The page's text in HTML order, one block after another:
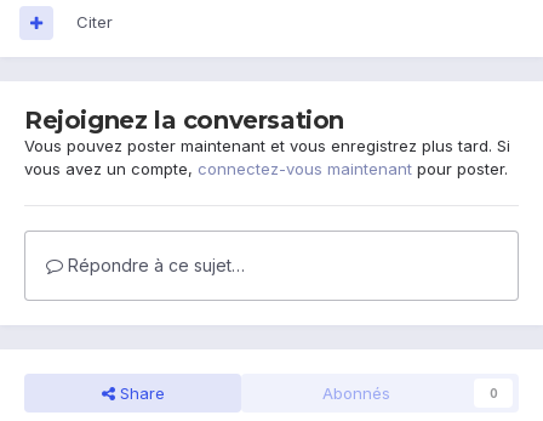
Citer
Rejoignez la conversation
Vous pouvez poster maintenant et vous enregistrez plus tard. Si
vous avez un compte, connectez-vous maintenant pour poster.
Répondre à ce sujet…
Share Abonnés 0